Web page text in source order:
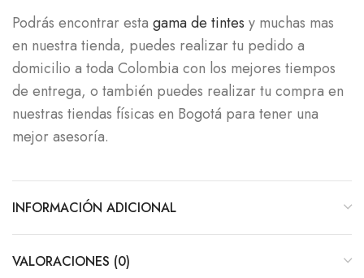
Podrás encontrar esta gama de tintes y muchas mas
en nuestra tienda, puedes realizar tu pedido a
domicilio a toda Colombia con los mejores tiempos
de entrega, o también puedes realizar tu compra en
nuestras tiendas físicas en Bogotá para tener una
mejor asesoría.
INFORMACIÓN ADICIONAL
VALORACIONES (0)